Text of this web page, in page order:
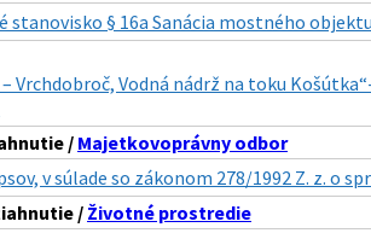
stanovisko § 16a Sanácia mostného
– Vrchdobroč, Vodná nádrž na toku
/Majetkovoprávny odbor
v súlade so zákonom 278/1992 Z. z. o
/ Životné prostredie